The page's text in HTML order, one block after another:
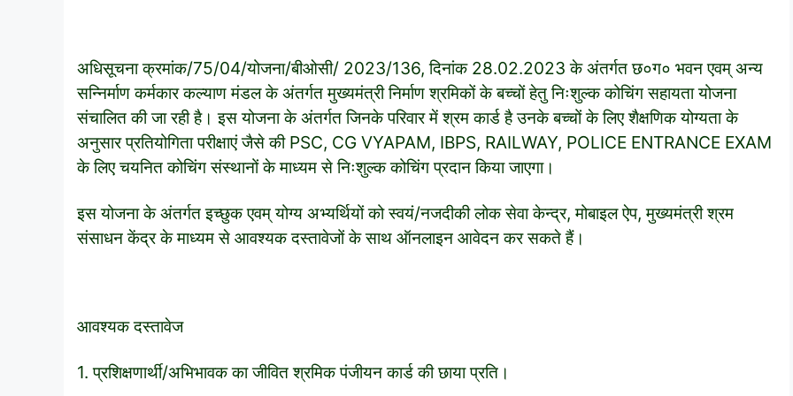
अधिसूचना क्रमांक/75/04/योजना/बीओसी/ 2023/136, दिनांक 28.02.2023 के अंतर्गत छ०ग० भवन एवम् अन्य
सन्निर्माण कर्मकार कल्याण मंडल के अंतर्गत मुख्यमंत्री निर्माण श्रमिकों के बच्चों हेतु निःशुल्क कोचिंग सहायता योजना
संचालित की जा रही है। इस योजना के अंतर्गत जिनके परिवार में श्रम कार्ड है उनके बच्चों के लिए शैक्षणिक योग्यता के
अनुसार प्रतियोगिता परीक्षाएं जैसे की PSC, CG VYAPAM, IBPS, RAILWAY, POLICE ENTRANCE EXAM
के लिए चयनित कोचिंग संस्थानों के माध्यम से निःशुल्क कोचिंग प्रदान किया जाएगा।
इस योजना के अंतर्गत इच्छुक एवम् योग्य अभ्यर्थियों को स्वयं/नजदीकी लोक सेवा केन्द्र, मोबाइल ऐप, मुख्यमंत्री श्रम
संसाधन केंद्र के माध्यम से आवश्यक दस्तावेजों के साथ ऑनलाइन आवेदन कर सकते हैं।
आवश्यक दस्तावेज
1. प्रशिक्षणार्थी/अभिभावक का जीवित श्रमिक पंजीयन कार्ड की छाया प्रति।